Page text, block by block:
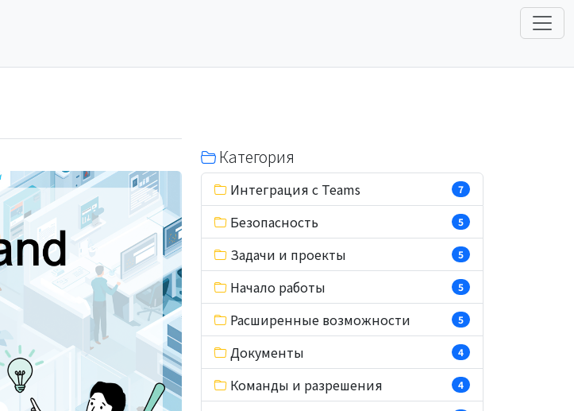
Категория
Интеграция с Teams 7
Безопасность 5
Задачи и проекты 5
Начало работы 5
Расширенные возможности 5
Документы 4
Команды и разрешения 4